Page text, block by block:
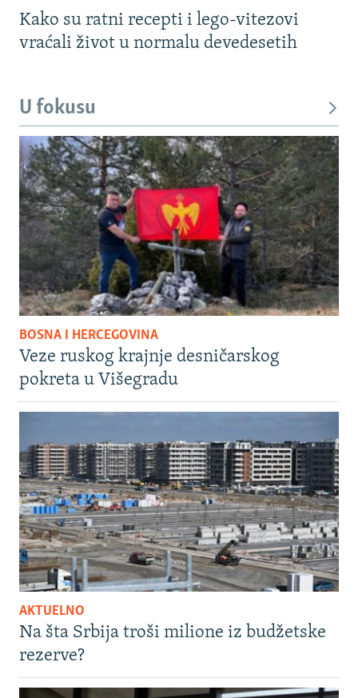
Kako su ratni recepti i lego-vitezovi
vraćali život u normalu devedesetih
U fokusu
BOSNA I HERCEGOVINA
Veze ruskog krajnje desničarskog
pokreta u Višegradu
AKTUELNO
Na šta Srbija troši milione iz budžetske
rezerve?